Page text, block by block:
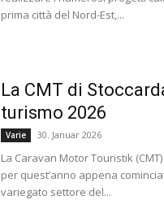
prima città del Nord-Est,...
La CMT di
turismo 2026
Varie 30. Januar 2026
La Caravan Motor Touristik
per quest’anno appena
variegato settore del...